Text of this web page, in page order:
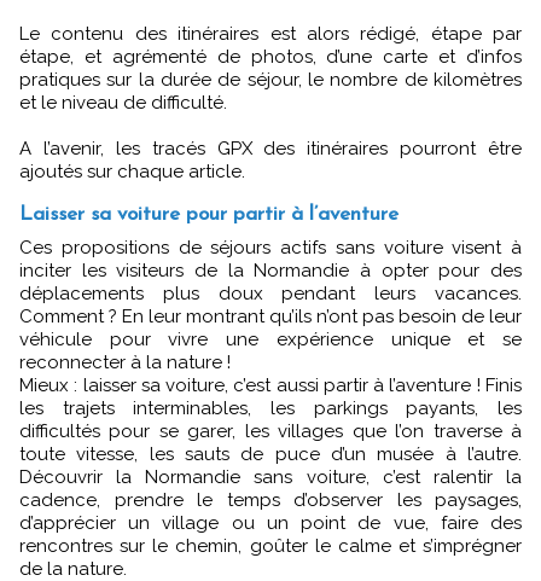
Le contenu des itinéraires est alors rédigé, étape par
étape, et agrémenté de photos, d’une carte et d’infos
pratiques sur la durée de séjour, le nombre de kilomètres
et le niveau de difficulté.
A l’avenir, les tracés GPX des itinéraires pourront être
ajoutés sur chaque article.
Laisser sa voiture pour partir à l’aventure
Ces propositions de séjours actifs sans voiture visent à
inciter les visiteurs de la Normandie à opter pour des
déplacements plus doux pendant leurs vacances.
Comment ? En leur montrant qu’ils n’ont pas besoin de leur
véhicule pour vivre une expérience unique et se
reconnecter à la nature !
Mieux : laisser sa voiture, c’est aussi partir à l’aventure ! Finis
les trajets interminables, les parkings payants, les
difficultés pour se garer, les villages que l’on traverse à
toute vitesse, les sauts de puce d’un musée à l’autre.
Découvrir la Normandie sans voiture, c’est ralentir la
cadence, prendre le temps d’observer les paysages,
d’apprécier un village ou un point de vue, faire des
rencontres sur le chemin, goûter le calme et s’imprégner
de la nature.